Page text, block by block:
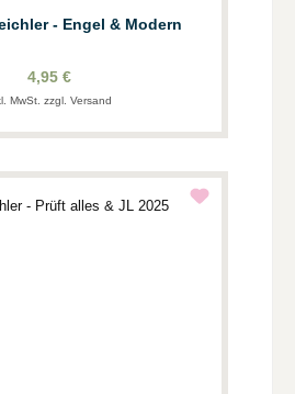
- Engel & Modern
4,95 €
MwSt. zzgl. Versand